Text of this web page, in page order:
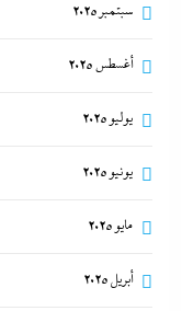
سبتمبر 2025
أغسطس 2025
يوليو 2025
يونيو 2025
مايو 2025
أبريل 2025